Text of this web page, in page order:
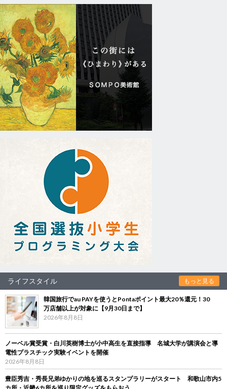
ライフスタイル もっと見る
韓国旅行でau PAYを使うとPontaポイント最大20％還元！30
万店舗以上が対象に【9月30日まで】
2026年8月8日
ノーベル賞受賞・白川英樹博士が小中高生を直接指導 名城大学が講演会と導
電性プラスチック実験イベントを開催
2026年8月8日
豊臣秀吉・秀長兄弟ゆかりの地を巡るスタンプラリーがスタート 和歌山市内5